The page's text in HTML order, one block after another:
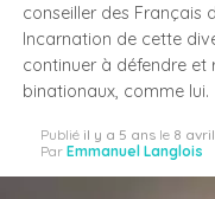
conseiller des Français
Incarnation de cette
continuer à défendre et
binationaux, comme lui.
Publié il y a 5 ans le 8
Par Emmanuel Langlois